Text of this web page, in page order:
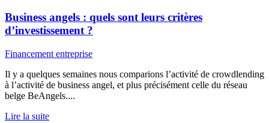
Business angels : quels sont leurs critères
d’investissement ?
Financement entreprise
Il y a quelques semaines nous comparions l’activité de crowdlending
à l’activité de business angel, et plus précisément celle du réseau
belge BeAngels....
Lire la suite